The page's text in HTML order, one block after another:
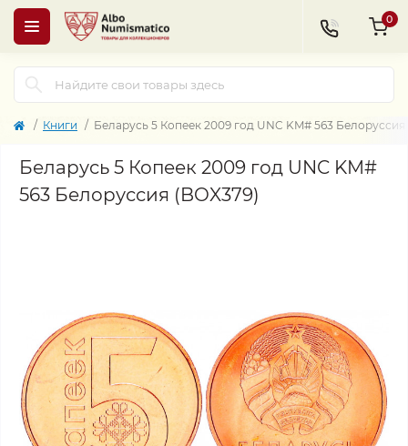
0
Книги Беларусь 5 Копеек 2009 год UNC KM# 563 Белоруссия
Беларусь 5 Копеек 2009 год UNC KM#
563 Белоруссия (BOX379)